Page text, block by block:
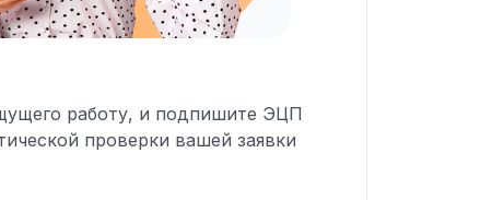
работу, и подпишите ЭЦП
проверки вашей заявки